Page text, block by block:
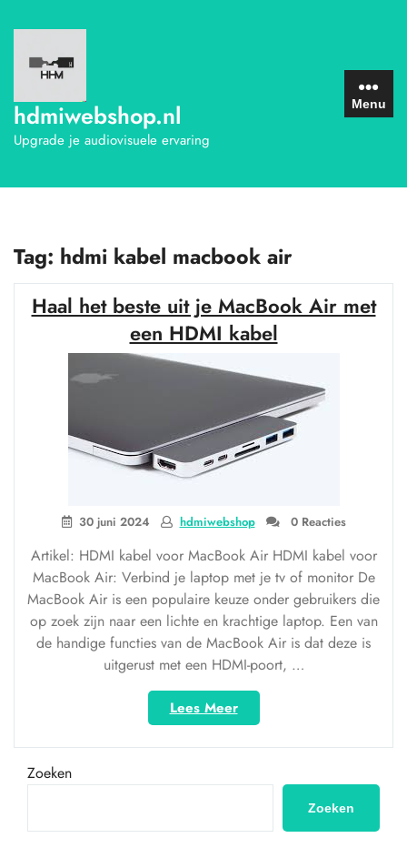
naar
inhoud
hdmiwebshop.nl
Upgrade je audiovisuele ervaring
Menu
Tag: hdmi kabel macbook air
Haal het beste uit je MacBook Air met
een HDMI kabel
30 juni 2024 hdmiwebshop 0 Reacties
Artikel: HDMI kabel voor MacBook Air HDMI kabel voor
MacBook Air: Verbind je laptop met je tv of monitor De
MacBook Air is een populaire keuze onder gebruikers die
op zoek zijn naar een lichte en krachtige laptop. Een van
de handige functies van de MacBook Air is dat deze is
uitgerust met een HDMI-poort, …
Lees Meer“Haal
het
beste
je
Air
Zoeken
Zoeken